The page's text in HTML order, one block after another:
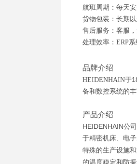
航班周期：每天
货物包装：长期
售后服务：客服
处理效率： ERP
品牌介绍
HEIDENHAIN于
备和数控系统的
产品介绍
HEIDENHAIN公
于精密机床、电
特殊的生产设施
的温度稳定和防